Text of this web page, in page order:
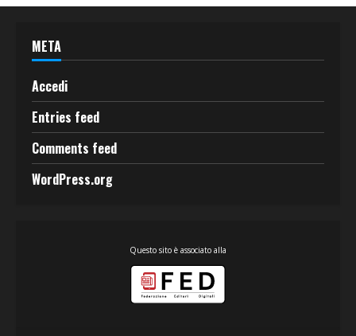
META
Accedi
Entries feed
Comments feed
WordPress.org
Questo sito è associato alla